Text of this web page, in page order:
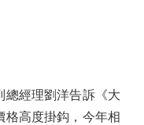
經理劉洋告訴《大
格高度掛鈎，今年相